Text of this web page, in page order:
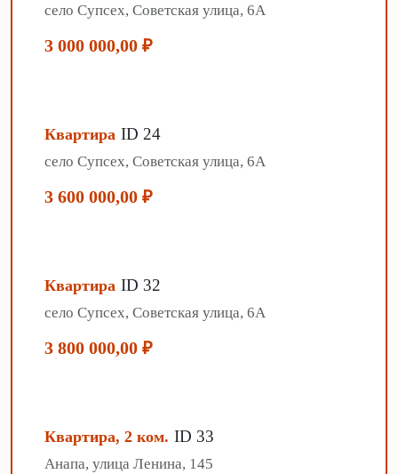
село Супсех, Советская улица, 6А
3 000 000,00 ₽
Квартира ID 24
село Супсех, Советская улица, 6А
3 600 000,00 ₽
Квартира ID 32
село Супсех, Советская улица, 6А
3 800 000,00 ₽
Квартира, 2 ком. ID 33
Анапа, улица Ленина, 145